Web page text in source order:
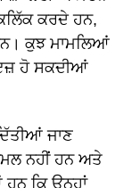
ਕਰਦੇ ਹਨ,
ਕੁਝ ਮਾਮਲਿਆਂ
ਹੋ ਸਕਦੀਆਂ
ਜਾਣ
ਨਹੀਂ ਹਨ ਅਤੇ
ਕਿ ਉਨ੍ਹਾਂ